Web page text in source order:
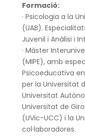
Formació:
· Psicologia a la
(UAB).
Juvenil i Anàlisi i
· Màster
(MIPE), amb
Psicoeducativa
per la Universitat
Universitat
Universitat de
(UVic-UCC) i la
col·laboradores.